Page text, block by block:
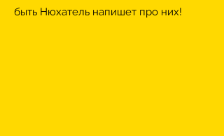
быть Нюхатель напишет про них!